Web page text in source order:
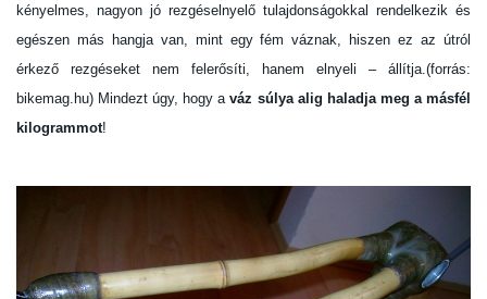
kényelmes, nagyon jó rezgéselnyelő tulajdonságokkal rendelkezik és
egészen más hangja van, mint egy fém váznak, hiszen ez az útról
érkező rezgéseket nem felerősíti, hanem elnyeli – állítja.(forrás:
bikemag.hu) Mindezt úgy, hogy aváz súlya alig haladja meg a másfél
kilogrammot!